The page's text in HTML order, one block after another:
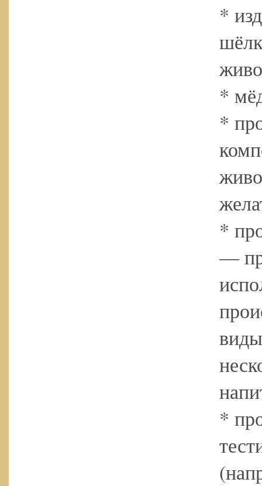
*
*
*
*
—
*